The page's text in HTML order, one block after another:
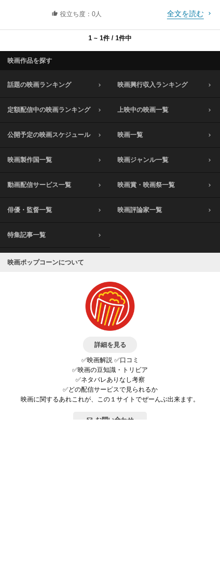
役立ち度：0人 全文を読む
1 ~ 1件 / 1件中
映画作品を探す
話題の映画ランキング 映画興行収入ランキング
定額配信中の映画ランキング 上映中の映画一覧
公開予定の映画スケジュール 映画一覧
映画製作国一覧 映画ジャンル一覧
動画配信サービス一覧 映画賞・映画祭一覧
俳優・監督一覧 映画評論家一覧
特集記事一覧
映画ポップコーンについて
詳細を見る
✅映画解説 ✅口コミ
✅映画の豆知識・トリビア
✅ネタバレありなし考察
✅どの配信サービスで見られるか
映画に関するあれこれが、この１サイトでぜーんぶ出来ます。
お問い合わせ